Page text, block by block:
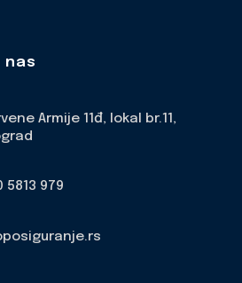
Armije 11đ, lokal br.11,
5813 979